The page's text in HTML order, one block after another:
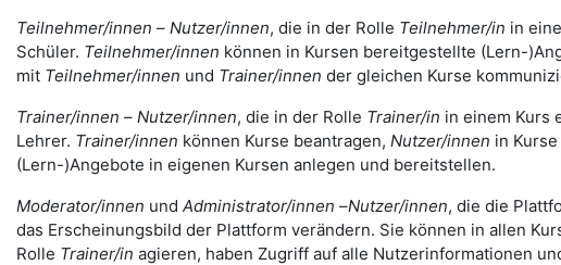
Teilnehmer/innen – Nutzer/innen, die in der Rolle Teilnehmer/in in
Schüler. Teilnehmer/innen können in Kursen bereitgestellte (Lern-
mit Teilnehmer/innen und Trainer/innen der gleichen Kurse
Trainer/innen – Nutzer/innen, die in der Rolle Trainer/in in einem Kurs
Lehrer. Trainer/innen können Kurse beantragen, Nutzer/innen in Kurse
(Lern-)Angebote in eigenen Kursen anlegen und bereitstellen.
Moderator/innen und Administrator/innen –Nutzer/innen, die die
das Erscheinungsbild der Plattform verändern. Sie können in allen
Rolle Trainer/in agieren, haben Zugriff auf alle Nutzerinformationen